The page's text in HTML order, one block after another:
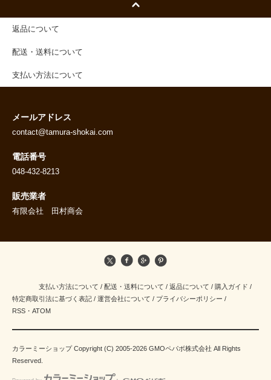
返品について
配送・送料について
支払い方法について
メールアドレス
contact@tamura-shokai.com
電話番号
048-432-8213
販売業者
有限会社 田村商会
支払い方法について / 配送・送料について / 返品について / 購入ガイド /
特定商取引法に基づく表記 / 運営会社について / プライバシーポリシー /
RSS ・ ATOM
カラーミーショップCopyright (C) 2005-2026 GMOペパボ株式会社 All Rights
Reserved.